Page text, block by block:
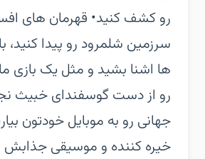
رو کشف کنید‏• قهرمان های
سرزمین شلمرود رو پیدا کنید،
ها اشنا بشید و مثل یک بازی
رو از دست گوسفندای خبیث
جهانی رو به موبایل خودتون
خیره کننده و موسیقی جذابش